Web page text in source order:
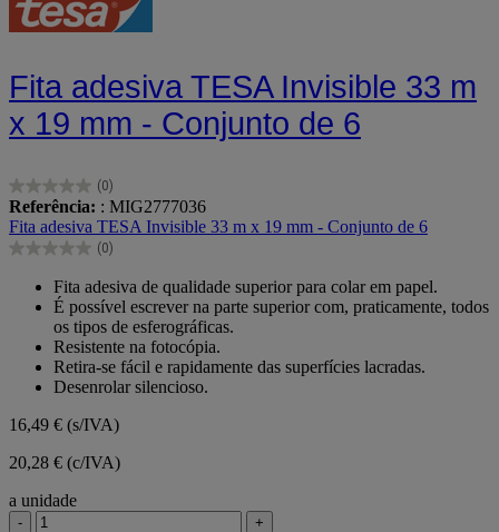
Fita adesiva TESA Invisible 33 m
x 19 mm - Conjunto de 6
(0)
0.0
em
5
estrelas.
Referência: : MIG2777036
Fita adesiva TESA Invisible 33 m x 19 mm - Conjunto de 6
(0)
0.0
estrelas.
Fita adesiva de qualidade superior para colar em papel.
É possível escrever na parte superior com, praticamente, todos
os tipos de esferográficas.
Resistente na fotocópia.
Retira-se fácil e rapidamente das superfícies lacradas.
Desenrolar silencioso.
16,49 € (s/IVA)
20,28 € (c/IVA)
a unidade
- +